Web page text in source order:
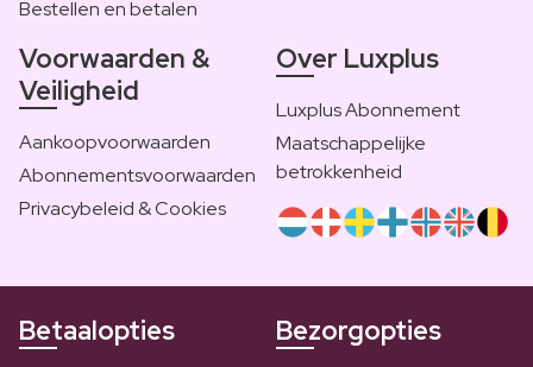
Bestellen en betalen
Voorwaarden &
Veiligheid
Aankoopvoorwaarden
Abonnementsvoorwaarden
Privacybeleid & Cookies
Over Luxplus
Luxplus Abonnement
Maatschappelijke
betrokkenheid
Betaalopties Bezorgopties